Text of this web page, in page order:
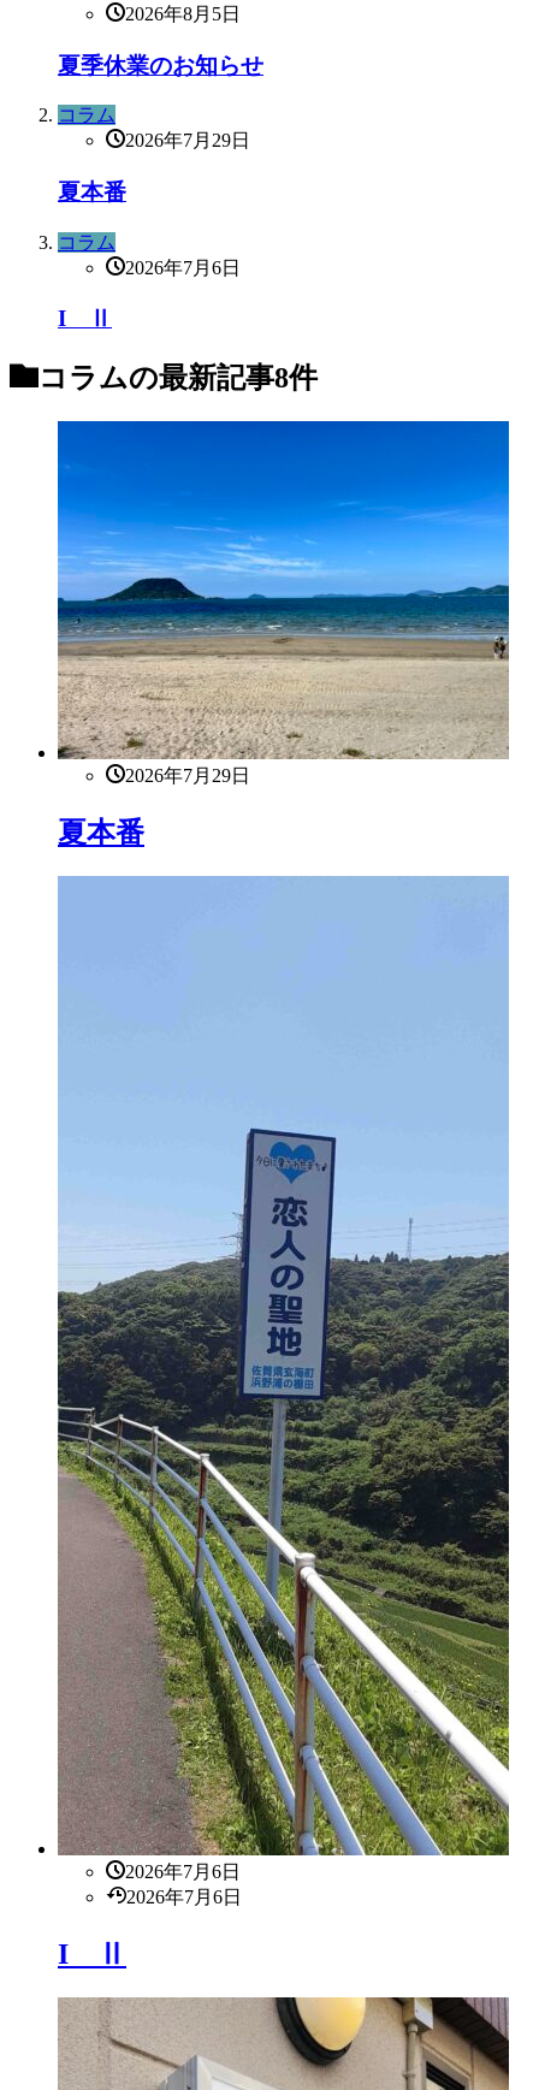
2026年8月5日
夏季休業のお知らせ
コラム
2026年7月29日
夏本番
コラム
2026年7月6日
I Ⅱ
コラムの最新記事8件
2026年7月29日
夏本番
2026年7月6日
2026年7月6日
I Ⅱ